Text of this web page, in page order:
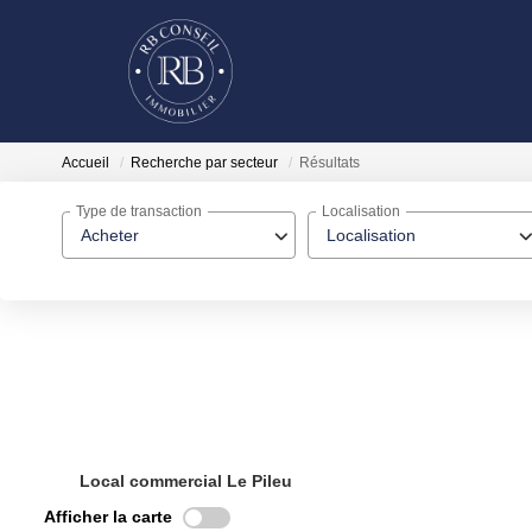
Accueil Recherche par secteur Résultats
Acheter
Type de transaction
Localisation
Localisation
Local commercial Le Pileu
Afficher la carte